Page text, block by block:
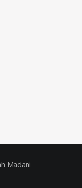
Madani